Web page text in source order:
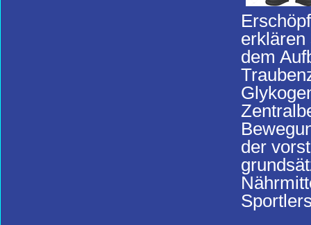
erklären
dem
der